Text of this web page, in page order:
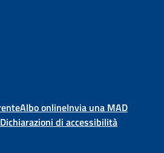
Albo onlineInvia una MAD
Dichiarazioni di accessibilità